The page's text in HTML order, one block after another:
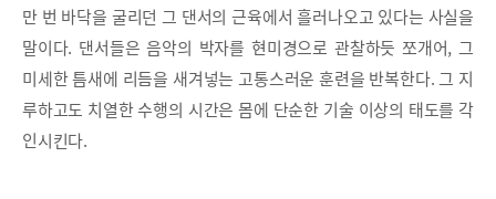
만 번 바닥을 굴리던 그 댄서의 근육에서 흘러나오고 있다는 사실을
말이다. 댄서들은 음악의 박자를 현미경으로 관찰하듯 쪼개어, 그
미세한 틈새에 리듬을 새겨넣는 고통스러운 훈련을 반복한다. 그 지
루하고도 치열한 수행의 시간은 몸에 단순한 기술 이상의 태도를 각
인시킨다.